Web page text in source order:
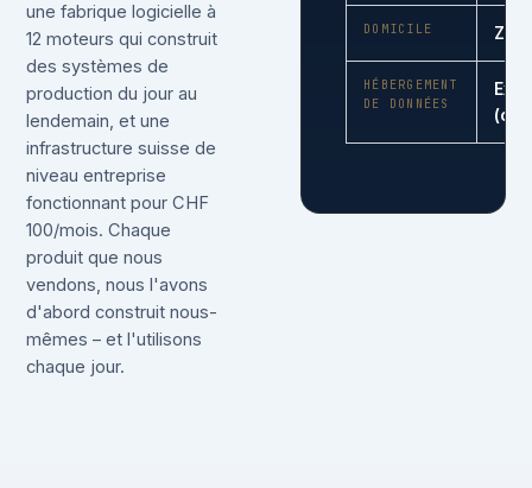
une fabrique logicielle à
12 moteurs qui construit
des systèmes de
production du jour au
lendemain, et une
infrastructure suisse de
niveau entreprise
fonctionnant pour CHF
100/mois. Chaque
produit que nous
vendons, nous l'avons
d'abord construit nous-
mêmes – et l'utilisons
chaque jour.
DOMICILE
HÉBERGEMENT
DE DONNÉES